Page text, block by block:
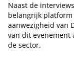
Naast de
belangrijk
aanwezigheid van
van dit evenement
de sector.